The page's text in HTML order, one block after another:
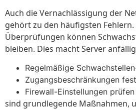
Auch die Vernachlässigung der
gehört zu den häufigsten
Überprüfungen können
bleiben. Dies macht Server
Regelmäßige
Zugangsbeschränkungen
Firewall-Einstellungen prüfen
sind grundlegende Maßnahmen,